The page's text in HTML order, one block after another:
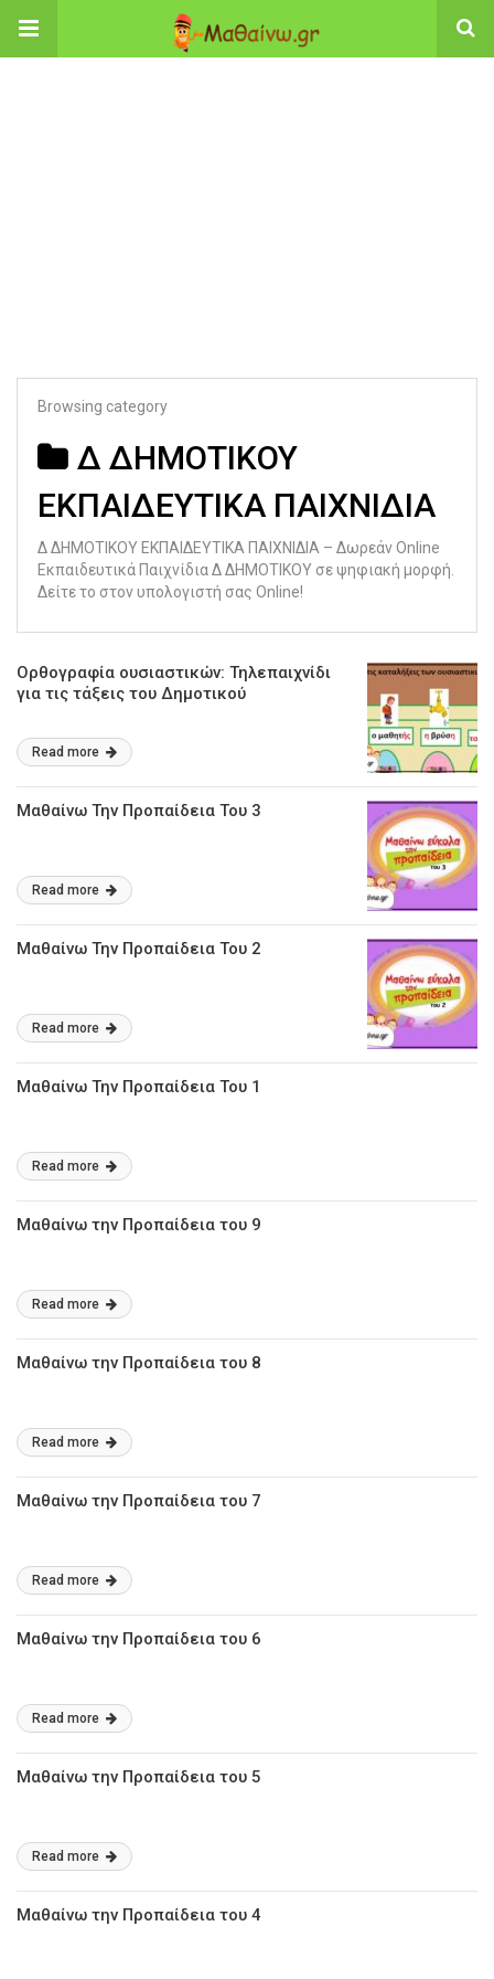
Browsing category
Δ ΔΗΜΟΤΙΚΟΥ
ΕΚΠΑΙΔΕΥΤΙΚΑ ΠΑΙΧΝΙΔΙΑ
Δ ΔΗΜΟΤΙΚΟΥ ΕΚΠΑΙΔΕΥΤΙΚΑ ΠΑΙΧΝΙΔΙΑ – Δωρεάν Online
Εκπαιδευτικά Παιχνίδια Δ ΔΗΜΟΤΙΚΟΥ σε ψηφιακή μορφή.
Δείτε το στον υπολογιστή σας Online!
Ορθογραφία ουσιαστικών: Τηλεπαιχνίδι
για τις τάξεις του Δημοτικού
Read more
Μαθαίνω Την Προπαίδεια Του 3
Read more
Μαθαίνω Την Προπαίδεια Του 2
Read more
Μαθαίνω Την Προπαίδεια Του 1
Read more
Μαθαίνω την Προπαίδεια του 9
Read more
Μαθαίνω την Προπαίδεια του 8
Read more
Μαθαίνω την Προπαίδεια του 7
Read more
Μαθαίνω την Προπαίδεια του 6
Read more
Μαθαίνω την Προπαίδεια του 5
Read more
Μαθαίνω την Προπαίδεια του 4